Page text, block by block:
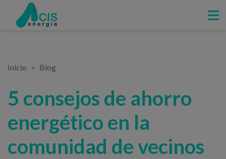
Inicio Blog
5 consejos de ahorro
energético en la
comunidad de vecinos